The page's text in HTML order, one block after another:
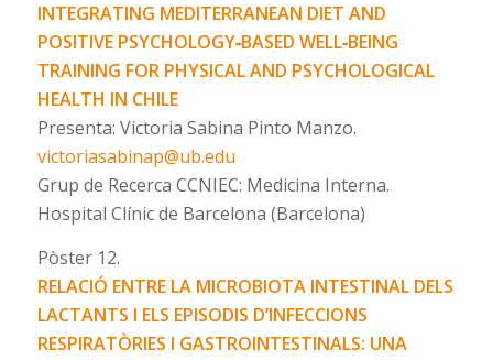
INTEGRATING MEDITERRANEAN DIET AND
POSITIVE PSYCHOLOGY‐BASED WELL‐BEING
TRAINING FOR PHYSICAL AND PSYCHOLOGICAL
HEALTH IN CHILE
Presenta: Victoria Sabina Pinto Manzo.
victoriasabinap@ub.edu
Grup de Recerca CCNIEC: Medicina Interna.
Hospital Clínic de Barcelona (Barcelona)
Pòster 12.
RELACIÓ ENTRE LA MICROBIOTA INTESTINAL DELS
LACTANTS I ELS EPISODIS D’INFECCIONS
RESPIRATÒRIES I GASTROINTESTINALS: UNA